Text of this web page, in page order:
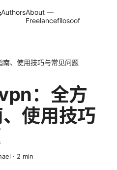
AuthorsAbout —
Freelancefilosoof
、使用技巧与常见问题
：全方
使用技巧
· 2 min